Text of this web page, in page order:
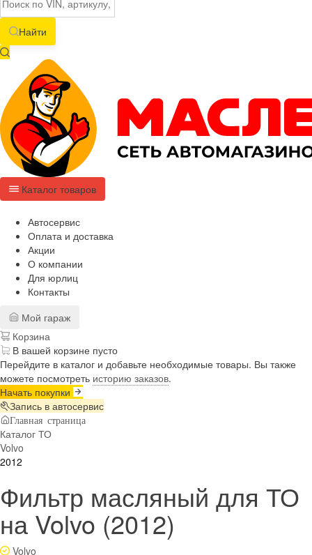
Найти
Каталог товаров
Автосервис
Оплата и доставка
Акции
О компании
Для юрлиц
Контакты
Мой гараж
Корзина
В вашей корзине пусто
Перейдите в каталог и добавьте необходимые товары. Вы также
можете посмотреть историю заказов.
Начать покупки
Запись в автосервис
Главная страница
Каталог ТО
Volvo
2012
Фильтр масляный для ТО
на Volvo (2012)
Volvo